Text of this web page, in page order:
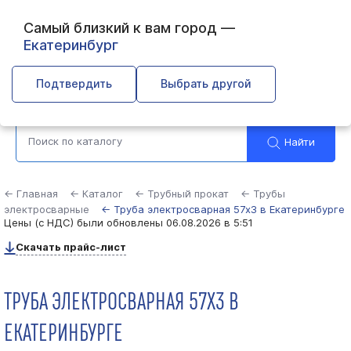
Самый близкий к вам город —
Екатеринбург
Подтвердить Выбрать другой
Выберите город
Найти
← Главная ← Каталог ← Трубный прокат
← Трубы
электросварные
← Труба электросварная 57х3 в Екатеринбурге
Цены (с НДС) были обновлены 06.08.2026 в 5:51
Скачать прайс-лист
ТРУБА ЭЛЕКТРОСВАРНАЯ 57Х3 В
ЕКАТЕРИНБУРГЕ